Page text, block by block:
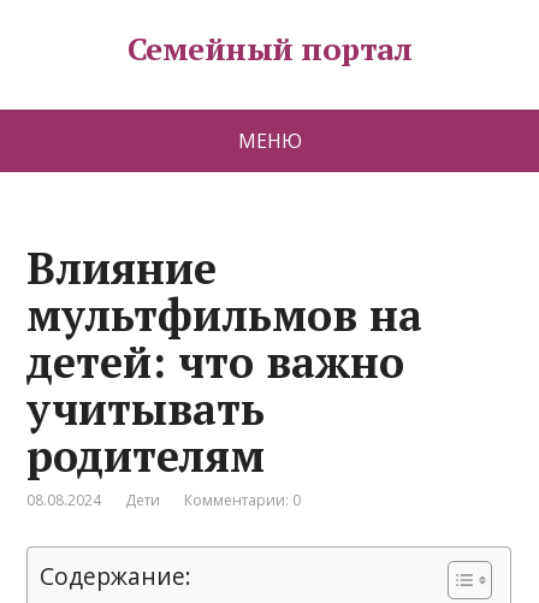
Семейный портал
МЕНЮ
Влияние
мультфильмов на
детей: что важно
учитывать
родителям
08.08.2024 Дети Комментарии: 0
Содержание: